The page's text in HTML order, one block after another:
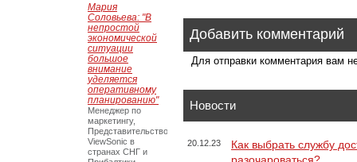
Добавить комментарий
Для отправки комментария вам
Новости
20.12.23
Как выбрать службу
Мария
Соловьева: "В
непростой
экономической
ситуации
большое
внимание
уделяется
оперативному
планированию"
Менеджер по
маркетингу,
Представительство
ViewSonic в
странах СНГ и